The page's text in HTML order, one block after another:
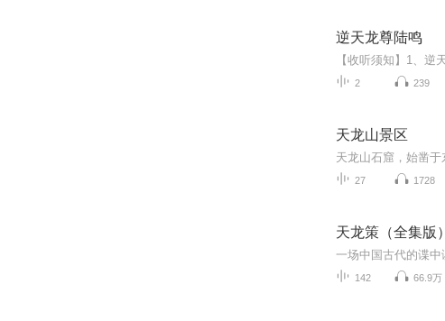
逆天龙尊陆鸣
2 239
天龙山景区
27 1728
天龙策（全集版）
142 66.9万